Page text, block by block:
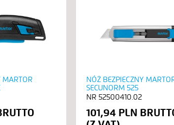
MARTOR
NÓŻ BEZPIECZNY
SECUNORM 525
52500410.02
101,94 PLN